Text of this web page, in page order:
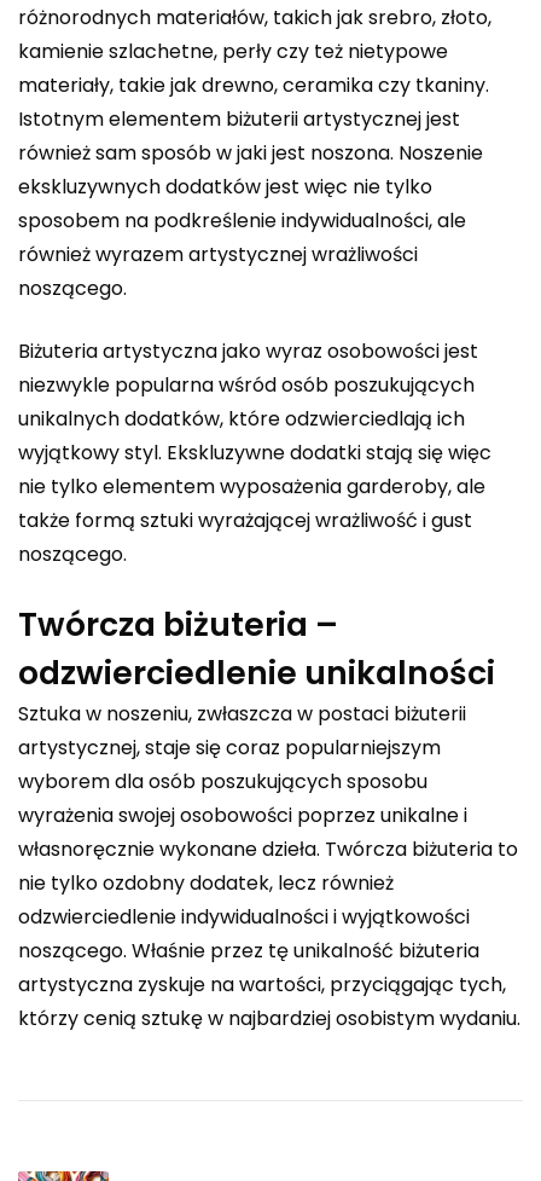
różnorodnych materiałów, takich jak srebro, złoto,
kamienie szlachetne, perły czy też nietypowe
materiały, takie jak drewno, ceramika czy tkaniny.
Istotnym elementem biżuterii artystycznej jest
również sam sposób w jaki jest noszona. Noszenie
ekskluzywnych dodatków jest więc nie tylko
sposobem na podkreślenie indywidualności, ale
również wyrazem artystycznej wrażliwości
noszącego.
Biżuteria artystyczna jako wyraz osobowości jest
niezwykle popularna wśród osób poszukujących
unikalnych dodatków, które odzwierciedlają ich
wyjątkowy styl. Ekskluzywne dodatki stają się więc
nie tylko elementem wyposażenia garderoby, ale
także formą sztuki wyrażającej wrażliwość i gust
noszącego.
Twórcza biżuteria –
odzwierciedlenie unikalności
Sztuka w noszeniu, zwłaszcza w postaci biżuterii
artystycznej, staje się coraz popularniejszym
wyborem dla osób poszukujących sposobu
wyrażenia swojej osobowości poprzez unikalne i
własnoręcznie wykonane dzieła. Twórcza biżuteria to
nie tylko ozdobny dodatek, lecz również
odzwierciedlenie indywidualności i wyjątkowości
noszącego. Właśnie przez tę unikalność biżuteria
artystyczna zyskuje na wartości, przyciągając tych,
którzy cenią sztukę w najbardziej osobistym wydaniu.